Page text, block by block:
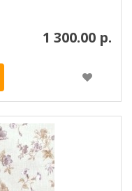
1 300.00 р.